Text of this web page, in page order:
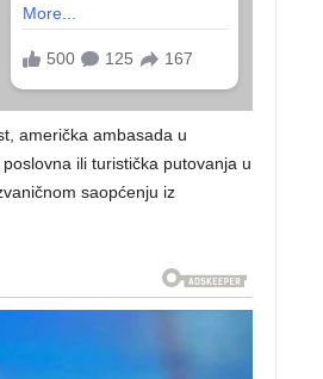
američka ambasada u
ili turistička putovanja u
saopćenju iz